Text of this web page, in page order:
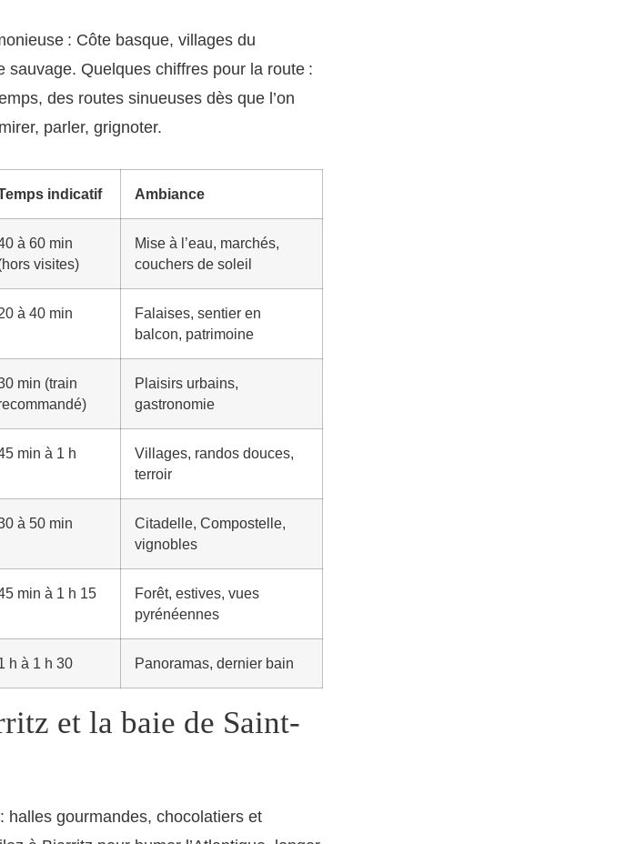
: Côte basque, villages du
Quelques chiffres pour la route :
des routes sinueuses dès que l’on
parler, grignoter.
indicatif Ambiance
à 60 min
visites)
Mise à l’eau, marchés,
couchers de soleil
à 40 min
Falaises, sentier en
balcon, patrimoine
min (train
Plaisirs urbains,
gastronomie
min à 1 h
Villages, randos douces,
terroir
à 50 min
Citadelle, Compostelle,
vignobles
min à 1 h 15
Forêt, estives, vues
pyrénéennes
h à 1 h 30 Panoramas, dernier bain
et la baie de Saint-
halles gourmandes, chocolatiers et